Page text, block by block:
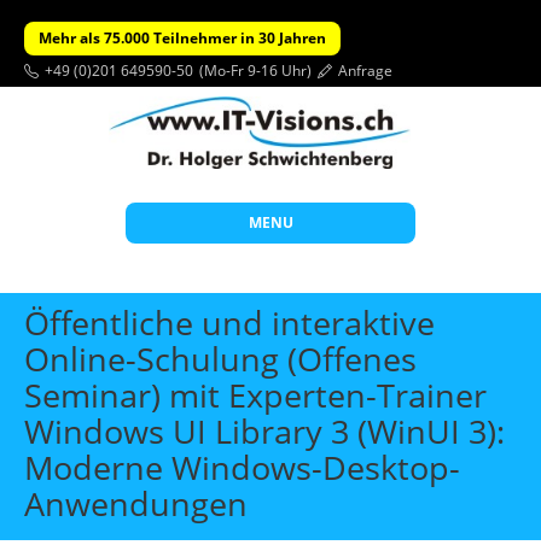
Mehr als 75.000 Teilnehmer in 30 Jahren
+49 (0)201 649590-50 (Mo-Fr 9-16 Uhr) Anfrage
MENU
Start
Themen
Beratung
Individuelle Schulungen
Offene Seminare
Wissen
Öffentliche und interaktive
Online-Schulung (Offenes
Seminar) mit Experten-Trainer
Windows UI Library 3 (WinUI 3):
Moderne Windows-Desktop-
Anwendungen